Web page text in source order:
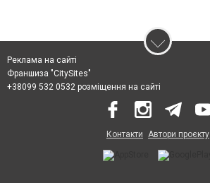
Реклама на сайті
Франшиза "CitySites"
+38099 532 0532 розміщення на сайті
Контакти Автори проєкту